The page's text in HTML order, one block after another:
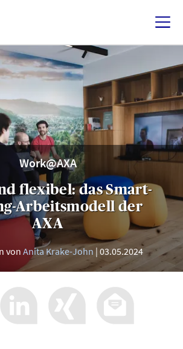
Work@AXA
flexibel: das Smart-
Arbeitsmodell der
AXA
von Anita Krake-John 03.05.2024